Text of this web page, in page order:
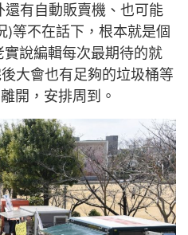
有自動販賣機、也可能
)等不在話下，根本就是個
說編輯每次最期待的就
大會也有足夠的垃圾桶等
開，安排周到。